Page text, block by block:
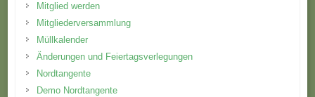
Mitglied werden
Mitgliederversammlung
Müllkalender
Änderungen und Feiertagsverlegungen
Nordtangente
Demo Nordtangente